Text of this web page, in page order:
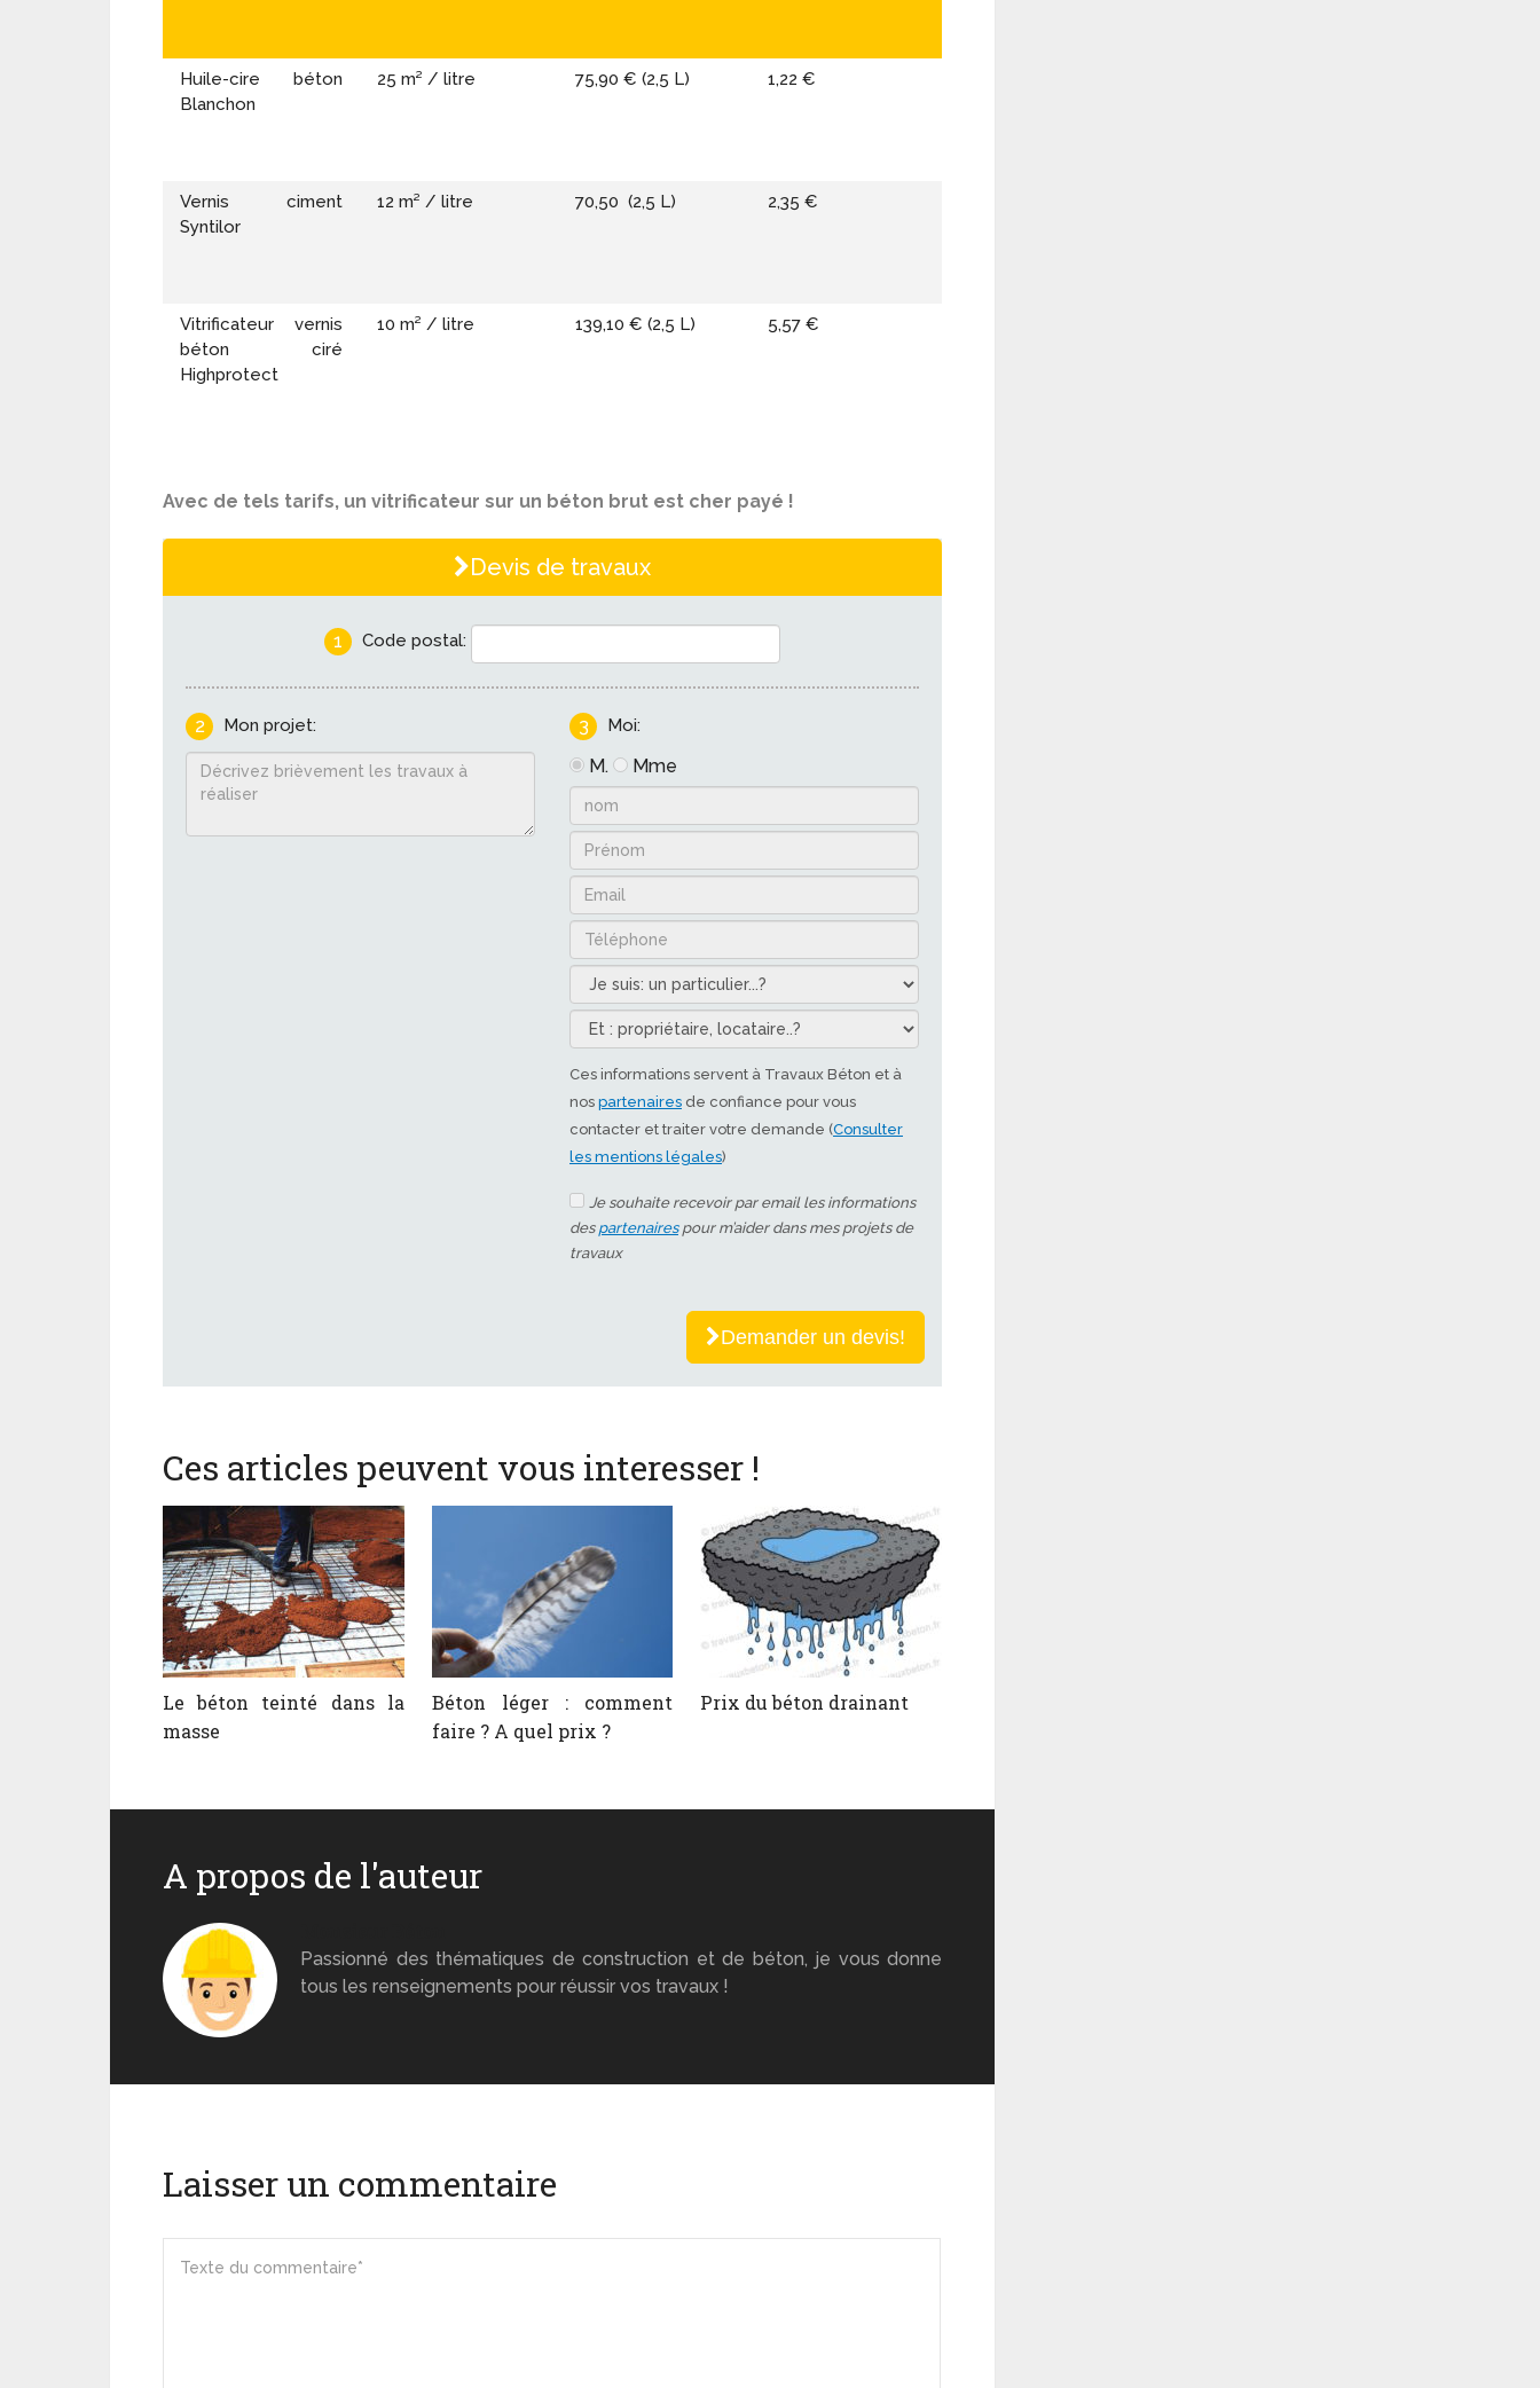
Huile-cire béton
Blanchon
25 m² / litre 75,90 € (2,5 L) 1,22 €
Vernis ciment
Syntilor
12 m² / litre 70,50 (2,5 L) 2,35 €
Vitrificateur vernis
béton ciré
Highprotect
10 m² / litre 139,10 € (2,5 L) 5,57 €
Avec de tels tarifs, un vitrificateur sur un béton brut est cher payé !
Devis de travaux
1 Code postal:
2 Mon projet: 3 Moi:
M. Mme
Ces informations servent à Travaux Béton et à
nos partenaires de confiance pour vous
contacter et traiter votre demande (Consulter
les mentions légales)
Je souhaite recevoir par email les informations
des partenairespour m’aider dans mes projets de
travaux
Demander un devis!
Ces articles peuvent vous interesser !
Le béton teinté dans la
masse
Béton léger : comment
faire ? A quel prix ?
Prix du béton drainant
A propos de l'auteur
Passionné des thématiques de construction et de béton, je vous donne
tous les renseignements pour réussir vos travaux !
Laisser un commentaire